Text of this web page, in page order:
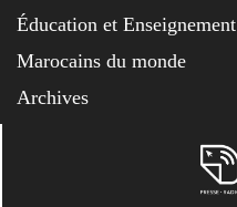
Éducation et Enseignement
Marocains du monde
Archives